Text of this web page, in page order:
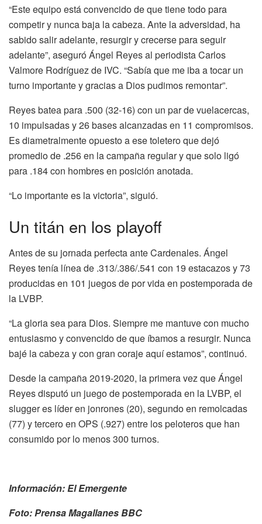
“Este equipo está convencido de que tiene todo para
competir y nunca baja la cabeza. Ante la adversidad, ha
sabido salir adelante, resurgir y crecerse para seguir
adelante”, aseguró Ángel Reyes al periodista Carlos
Valmore Rodríguez de IVC. “Sabía que me iba a tocar un
turno importante y gracias a Dios pudimos remontar”.
Reyes batea para .500 (32-16) con un par de vuelacercas,
10 impulsadas y 26 bases alcanzadas en 11 compromisos.
Es diametralmente opuesto a ese toletero que dejó
promedio de .256 en la campaña regular y que solo ligó
para .184 con hombres en posición anotada.
“Lo importante es la victoria”, siguió.
Un titán en los playoff
Antes de su jornada perfecta ante Cardenales. Ángel
Reyes tenía línea de .313/.386/.541 con 19 estacazos y 73
producidas en 101 juegos de por vida en postemporada de
la LVBP.
“La gloria sea para Dios. Siempre me mantuve con mucho
entusiasmo y convencido de que íbamos a resurgir. Nunca
bajé la cabeza y con gran coraje aquí estamos”, continuó.
Desde la campaña 2019-2020, la primera vez que Ángel
Reyes disputó un juego de postemporada en la LVBP, el
slugger es líder en jonrones (20), segundo en remolcadas
(77) y tercero en OPS (.927) entre los peloteros que han
consumido por lo menos 300 turnos.
Información: El Emergente
Foto: Prensa Magallanes BBC